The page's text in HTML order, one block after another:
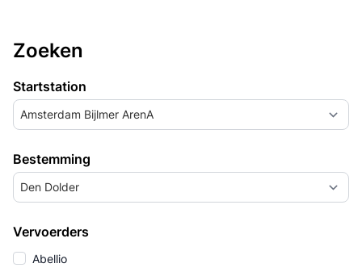
Zoeken
Startstation
Amsterdam Bijlmer ArenA
Bestemming
Den Dolder
Vervoerders
Abellio